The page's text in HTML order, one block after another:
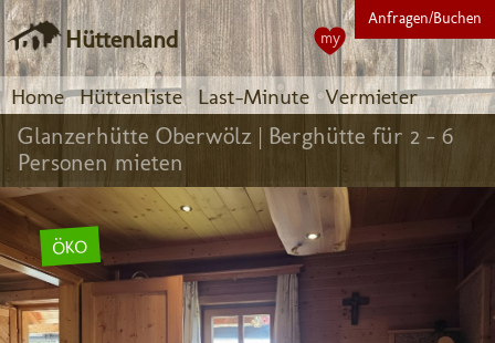
Hüttenland
Home Hüttenliste Last-Minute Vermieter
Anfragen/Buchen
my
Glanzerhütte Oberwölz | Berghütte für 2 - 6
Personen mieten
ÖKO